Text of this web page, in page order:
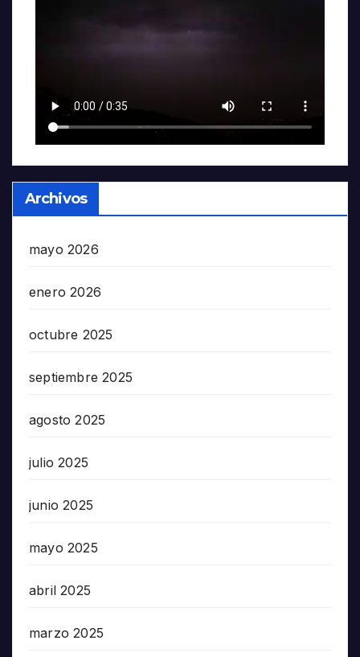
Archivos
mayo 2026
enero 2026
octubre 2025
septiembre 2025
agosto 2025
julio 2025
junio 2025
mayo 2025
abril 2025
marzo 2025